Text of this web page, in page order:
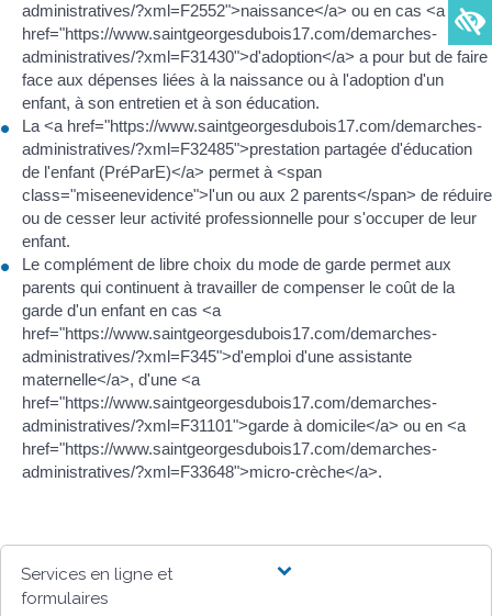
administratives/?xml=F2552">naissance</a> ou en cas <a
href="https://www.saintgeorgesdubois17.com/demarches-
administratives/?xml=F31430">d'adoption</a> a pour but de faire
face aux dépenses liées à la naissance ou à l'adoption d'un
enfant, à son entretien et à son éducation.
La <a href="https://www.saintgeorgesdubois17.com/demarches-
administratives/?xml=F32485">prestation partagée d'éducation
de l'enfant (PréParE)</a> permet à <span
class="miseenevidence">l'un ou aux 2 parents</span> de réduire
ou de cesser leur activité professionnelle pour s'occuper de leur
enfant.
Le complément de libre choix du mode de garde permet aux
parents qui continuent à travailler de compenser le coût de la
garde d'un enfant en cas <a
href="https://www.saintgeorgesdubois17.com/demarches-
administratives/?xml=F345">d'emploi d'une assistante
maternelle</a>, d'une <a
href="https://www.saintgeorgesdubois17.com/demarches-
administratives/?xml=F31101">garde à domicile</a> ou en <a
href="https://www.saintgeorgesdubois17.com/demarches-
administratives/?xml=F33648">micro-crèche</a>.
Services en ligne et
formulaires